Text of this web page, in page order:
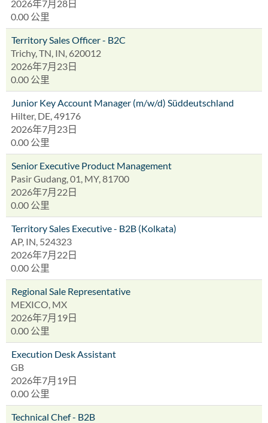
2026年7月28日
0.00 公里
Territory Sales Officer - B2C
Trichy, TN, IN, 620012
2026年7月23日
0.00 公里
Junior Key Account Manager (m/w/d) Süddeutschland
Hilter, DE, 49176
2026年7月23日
0.00 公里
Senior Executive Product Management
Pasir Gudang, 01, MY, 81700
2026年7月22日
0.00 公里
Territory Sales Executive - B2B (Kolkata)
AP, IN, 524323
2026年7月22日
0.00 公里
Regional Sale Representative
MEXICO, MX
2026年7月19日
0.00 公里
Execution Desk Assistant
GB
2026年7月19日
0.00 公里
Technical Chef - B2B